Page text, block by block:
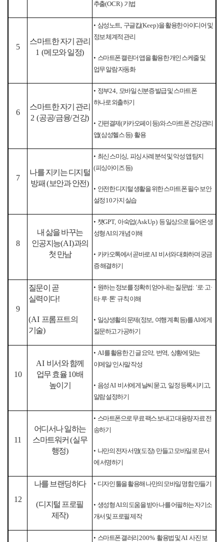
추출(OCR) 기법
5
스마트한 자기 관리
1 (메모와 일정)
• 삼성노트, 구글킵(Keep)을 활용한 아이디어 및
정보 체계적 관리
• 스마트폰 캘린더 앱을 활용한 개인 스케줄 및
업무 알람 자동화
6
스마트한 자기 관리
2 (공공/금융/건강)
• 정부24, 모바일 신분증 발급 및 스마트폰
하나로 외출하기
• 간편결제(카카오페이 등)와 스마트폰 건강관리
앱(삼성헬스 등) 활용
7
나를 지키는 디지털
방패 (보안과 안전)
• 최신 스미싱, 피싱 사례 분석 및 악성 앱 탐지
(피싱아이즈 등)
• 안전한 디지털 생활을 위한 스마트폰 필수 보안
설정 10가지 실습
8
내 삶을 바꾸는
인공지능(AI)과의
첫 만남
• 챗GPT, 아숙업(AskUp) 등 일상으로 들어온 생
성형AI의 개념 이해
• 카카오톡에서 곧바로 AI 비서와 대화하며 궁금
증 해결하기
9
질문이 곧
실력이다!
(AI 프롬프트의
기술)
• 원하는 정보를 정확히 얻어내는 질문법: '로·고·
타·루·톤' 규칙 이해
• 일상생활의 문제(정보 여행 계획 등)를AI에게
질문하고 가공하기
10
AI 비서와 함께
업무 효율10배
높이기
• AI를 활용한 긴 글 요약, 번역, 상황에 맞는
이메일/인사말 작성
• 음성 AI 비서에게 날씨 묻고 일정 등록시키고
알람 설정하기
11
어디서나 일하는
스마트워커 (실무
행정)
• 스마트폰으로 무료 팩스 보내고 대용량 자료 전
송하기
• 나만의 전자 서명(도장) 만들고 모바일로 문서
에 서명하기
12
나를 브랜딩하다
(디지털 프로필
제작)
• 디자인 툴을 활용해 나만의 모바일 명함 만들기
• 생성형 AI의 도움을 받아 나를 어필하는 자기소
개서 및 프로필 제작
• 스마트폰 갤러리200% 활용법 및AI사진 보